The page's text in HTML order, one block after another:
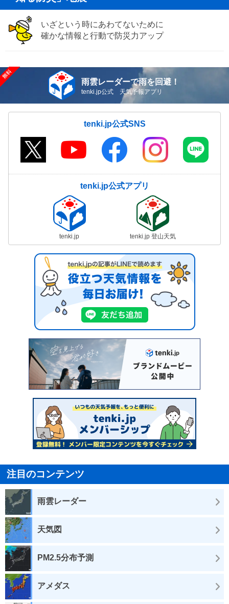
いざという時にあわてないために
確かな情報と行動で防災力アップ
雨雲レーダーで雨を回避！
tenki.jp公式 天気予報アプリ
tenki.jp公式SNS
tenki.jp公式アプリ
tenki.jp tenki.jp 登山天気
注目のコンテンツ
雨雲レーダー
天気図
PM2.5分布予測
アメダス